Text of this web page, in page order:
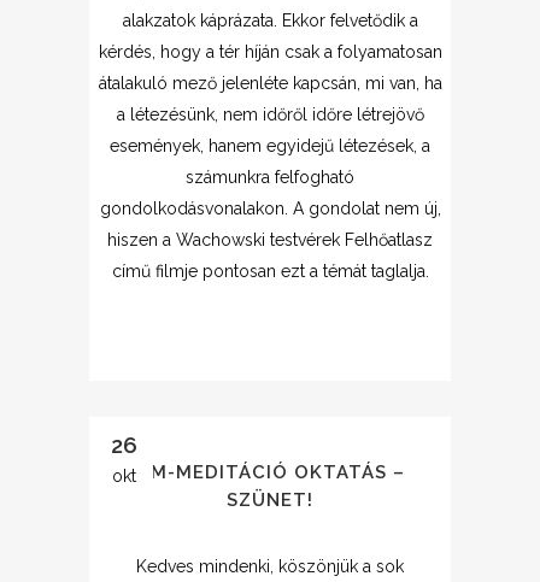
alakzatok káprázata. Ekkor felvetődik a
kérdés, hogy a tér híján csak a folyamatosan
átalakuló mező jelenléte kapcsán, mi van, ha
a létezésünk, nem időről időre létrejövő
események, hanem egyidejű létezések, a
számunkra felfogható
gondolkodásvonalakon. A gondolat nem új,
hiszen a Wachowski testvérek Felhőatlasz
című filmje pontosan ezt a témát taglalja.
26
oktTM-MEDITÁCIÓ OKTATÁS –
SZÜNET!
Kedves mindenki, köszönjük a sok